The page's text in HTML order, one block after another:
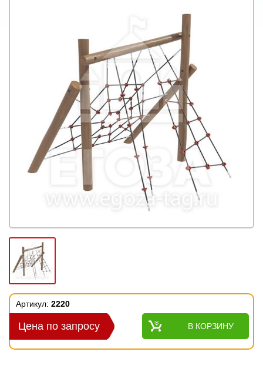
Артикул: 2220
Цена по запросу В КОРЗИНУ